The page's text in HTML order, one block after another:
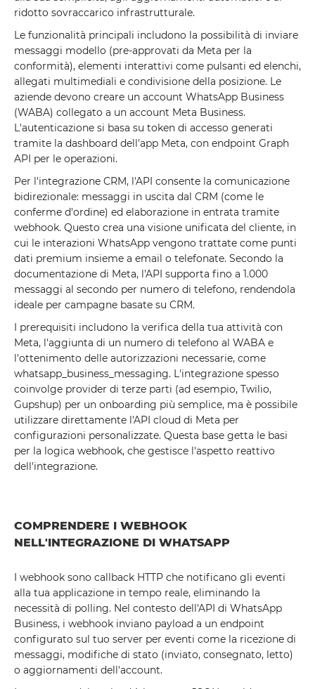
ridotto sovraccarico infrastrutturale.
Le funzionalità principali includono la possibilità di inviare
messaggi modello (pre-approvati da Meta per la
conformità), elementi interattivi come pulsanti ed elenchi,
allegati multimediali e condivisione della posizione. Le
aziende devono creare un account WhatsApp Business
(WABA) collegato a un account Meta Business.
L'autenticazione si basa su token di accesso generati
tramite la dashboard dell'app Meta, con endpoint Graph
API per le operazioni.
Per l'integrazione CRM, l'API consente la comunicazione
bidirezionale: messaggi in uscita dal CRM (come le
conferme d'ordine) ed elaborazione in entrata tramite
webhook. Questo crea una visione unificata del cliente, in
cui le interazioni WhatsApp vengono trattate come punti
dati premium insieme a email o telefonate. Secondo la
documentazione di Meta, l'API supporta fino a 1.000
messaggi al secondo per numero di telefono, rendendola
ideale per campagne basate su CRM.
I prerequisiti includono la verifica della tua attività con
Meta, l'aggiunta di un numero di telefono al WABA e
l'ottenimento delle autorizzazioni necessarie, come
whatsapp_business_messaging. L'integrazione spesso
coinvolge provider di terze parti (ad esempio, Twilio,
Gupshup) per un onboarding più semplice, ma è possibile
utilizzare direttamente l'API cloud di Meta per
configurazioni personalizzate. Questa base getta le basi
per la logica webhook, che gestisce l'aspetto reattivo
dell'integrazione.
COMPRENDERE I WEBHOOK
NELL'INTEGRAZIONE DI WHATSAPP
I webhook sono callback HTTP che notificano gli eventi
alla tua applicazione in tempo reale, eliminando la
necessità di polling. Nel contesto dell'API di WhatsApp
Business, i webhook inviano payload a un endpoint
configurato sul tuo server per eventi come la ricezione di
messaggi, modifiche di stato (inviato, consegnato, letto)
o aggiornamenti dell'account.